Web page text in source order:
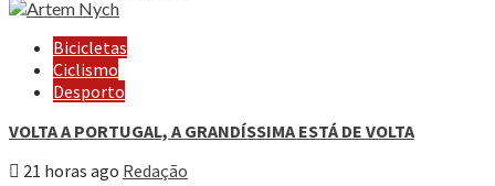
Bicicletas
Ciclismo
Desporto
VOLTA A PORTUGAL, A GRANDÍSSIMA ESTÁ DE VOLTA
21 horas ago Redação